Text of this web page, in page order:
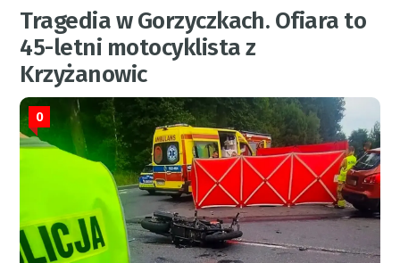
Tragedia w Gorzyczkach. Ofiara to
45-letni motocyklista z
Krzyżanowic
0